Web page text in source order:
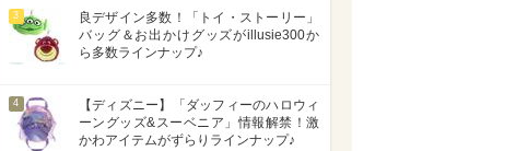
3
良デザイン多数！「トイ・ストーリー」
バッグ＆お出かけグッズがillusie300か
ら多数ラインナップ♪
4
【ディズニー】「ダッフィーのハロウィ
ーングッズ&スーベニア」情報解禁！激
かわアイテムがずらりラインナップ♪